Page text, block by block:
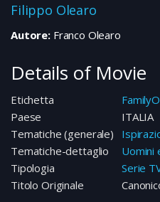
Filippo Olearo
Autore:Franco Olearo
Details of Movie
Etichetta
Paese
ITALIA
Tematiche (generale)
Tematiche-dettaglio
Uomini
Tipologia
Serie
Titolo Originale